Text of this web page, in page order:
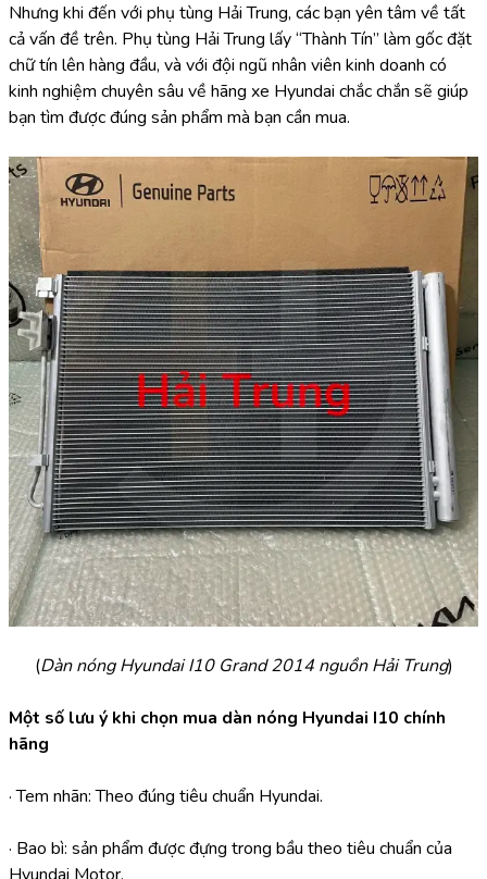
Nhưng khi đến với phụ tùng Hải Trung, các bạn yên tâm về tất
cả vấn đề trên. Phụ tùng Hải Trung lấy “Thành Tín” làm gốc đặt
chữ tín lên hàng đầu, và với đội ngũ nhân viên kinh doanh có
kinh nghiệm chuyên sâu về hãng xe Hyundai chắc chắn sẽ giúp
bạn tìm được đúng sản phẩm mà bạn cần mua.
(Dàn nóng Hyundai I10 Grand 2014 nguồn Hải Trung)
Một số lưu ý khi chọn mua dàn nóng Hyundai I10 chính
hãng
· Tem nhãn: Theo đúng tiêu chuẩn Hyundai.
· Bao bì: sản phẩm được đựng trong bầu theo tiêu chuẩn của